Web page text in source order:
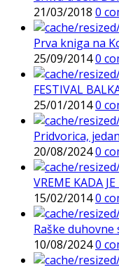
21/03/2018 0
Prva kniga na
25/09/20140
FESTIVAL
25/01/20140
Pridvorica,
20/08/20240
VREME KADA
15/02/20140
Raške duhovne
10/08/20240